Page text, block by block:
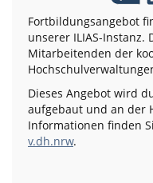
Fortbildungsangebot
unserer ILIAS-Instanz.
Mitarbeitenden der
Dieses Angebot wird
aufgebaut und an der
Informationen finden
v.dh.nrw.